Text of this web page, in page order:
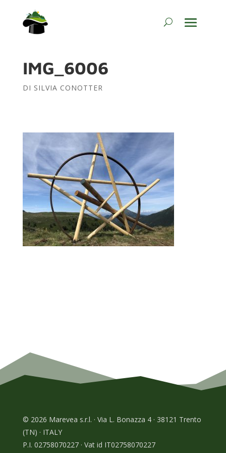
IMG_6006
DI SILVIA CONOTTER
© 2026 Marevea s.r.l. · Via L. Bonazza 4 · 38121 Trento
(TN) · ITALY
P.I. 02758070227 · Vat id IT02758070227